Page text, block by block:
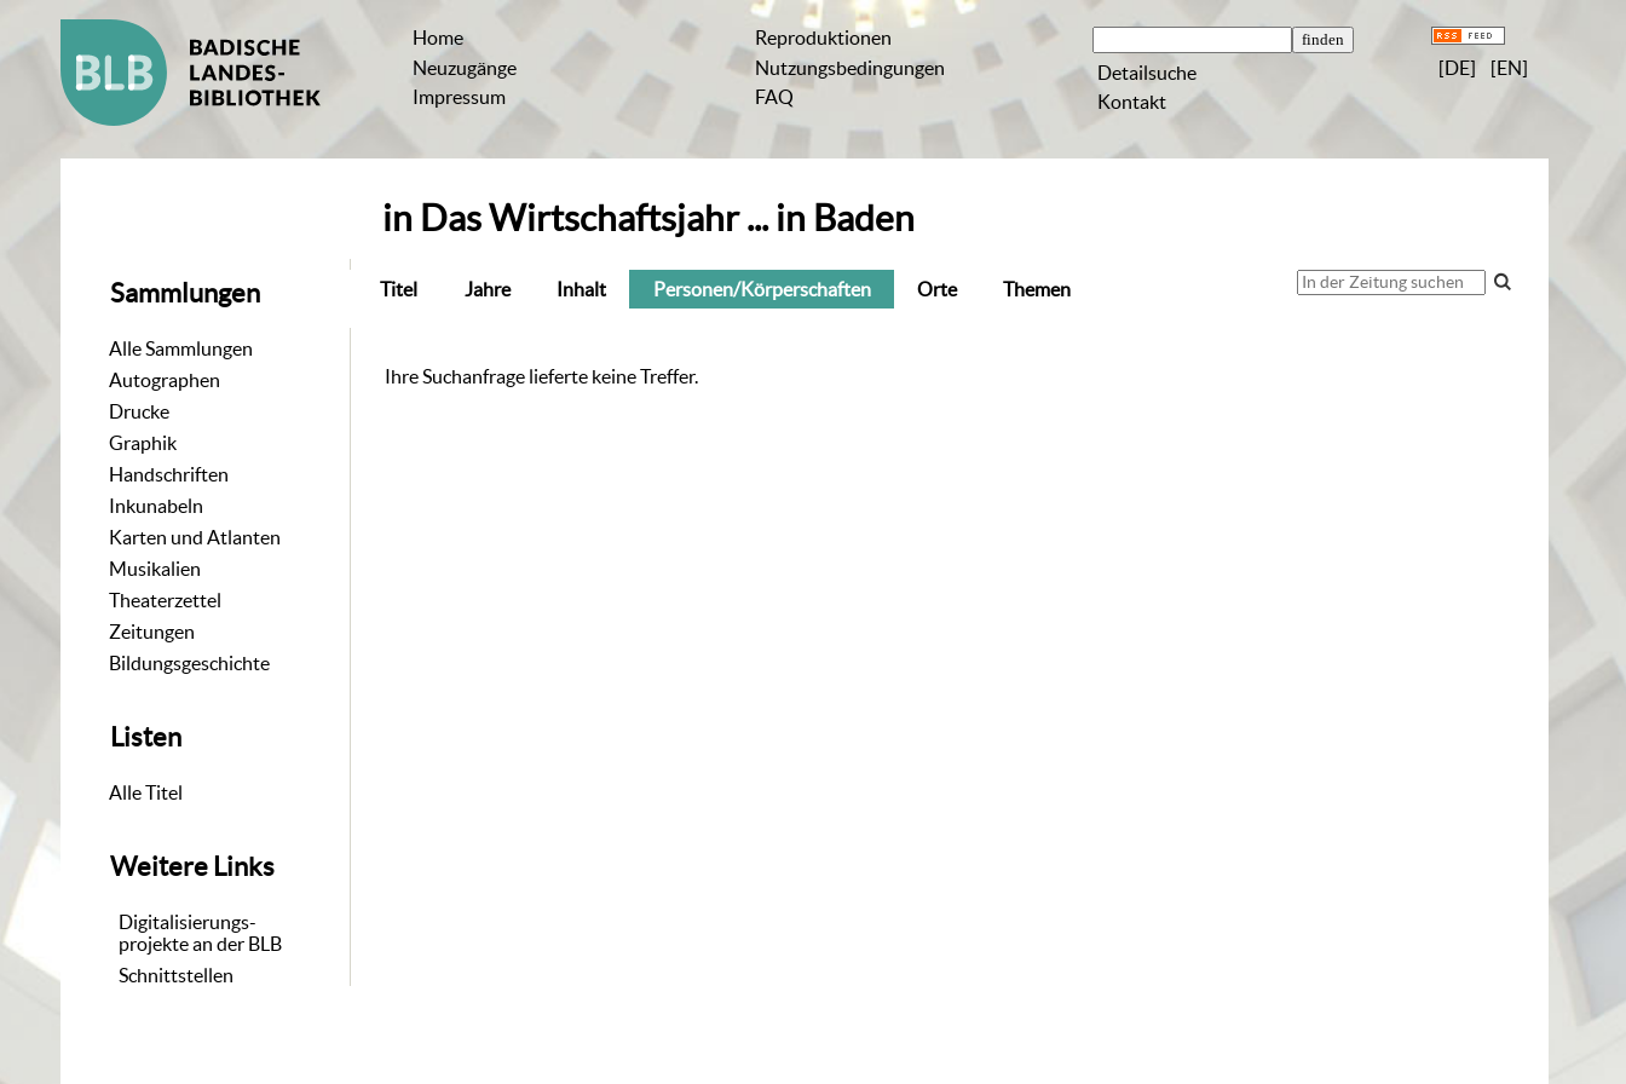
Home
Neuzugänge
Impressum
Reproduktionen
Nutzungsbedingungen
FAQ
Detailsuche
Kontakt
[DE] [EN]
Sammlungen
Alle Sammlungen
Autographen
Drucke
Graphik
Handschriften
Inkunabeln
Karten und Atlanten
Musikalien
Theaterzettel
Zeitungen
Bildungsgeschichte
Listen
Alle Titel
Weitere Links
Digitalisierungs-
projekte an der BLB
Schnittstellen
in Das Wirtschaftsjahr ... in Baden
Titel Jahre Inhalt Personen/Körperschaften Orte Themen
Ihre Suchanfrage lieferte keine Treffer.